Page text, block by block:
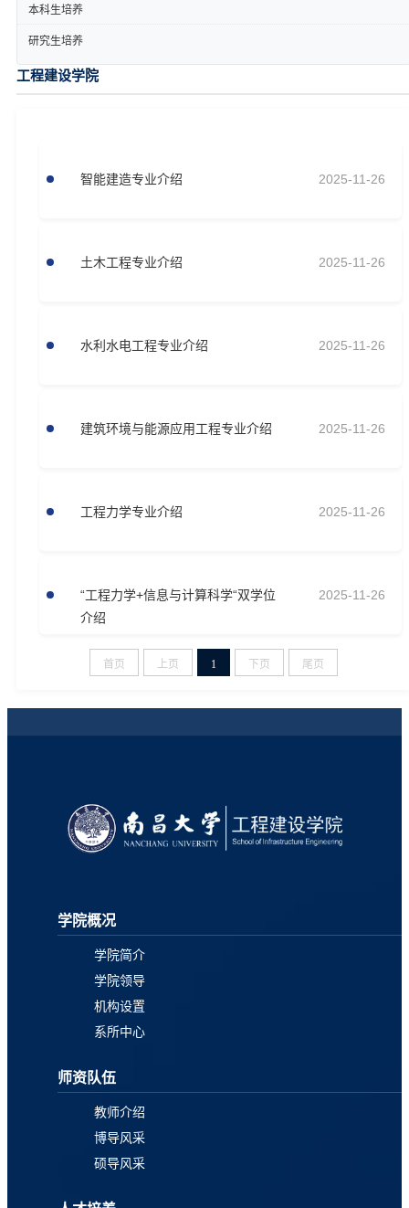
本科生培养
研究生培养
工程建设学院
智能建造专业介绍 2025-11-26
土木工程专业介绍 2025-11-26
水利水电工程专业介绍 2025-11-26
建筑环境与能源应用工程专业介绍 2025-11-26
工程力学专业介绍 2025-11-26
“工程力学+信息与计算科学“双学位
介绍
2025-11-26
首页 上页 1 下页 尾页
学院概况
学院简介
学院领导
机构设置
系所中心
师资队伍
教师介绍
博导风采
硕导风采